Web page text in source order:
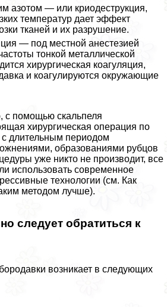
азотом — или криодеструкция,
температур дает эффект
тканей и их разрушение.
— под местной анестезией
тонкой металлической
хирургическая коагуляция,
и коагулируются окружающие
с помощью скальпеля
хирургическая операция по
длительным периодом
образованиями рубцов
уже никто не производит, все
использовать современное
технологии (см. Как
методом лучше).
следует обратиться к
возникает в следующих